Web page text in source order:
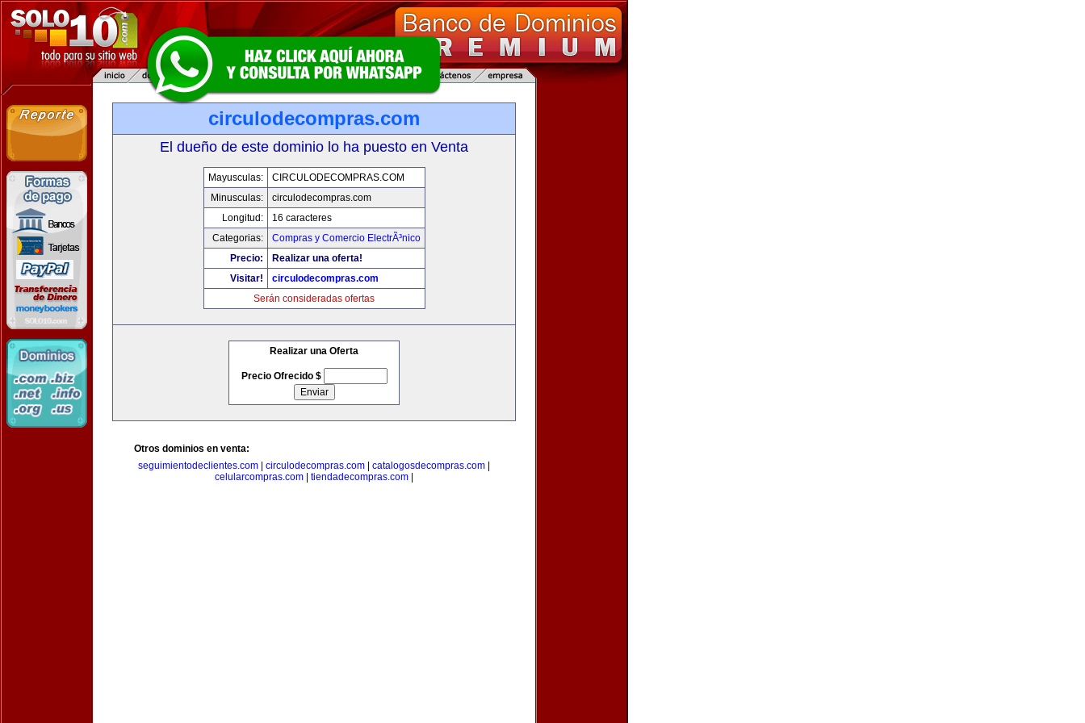
circulodecompras.com
El dueño de este dominio lo ha puesto en Venta
Mayusculas:
CIRCULODECOMPRAS.COM
Minusculas:
circulodecompras.com
Longitud:
16 caracteres
Categorias:
Compras y Comercio ElectrÃ³nico
Precio:
Realizar una oferta!
Visitar!
circulodecompras.com
Serán consideradas ofertas
Realizar una Oferta
Precio Ofrecido $
Otros dominios en venta:
seguimientodeclientes.com
circulodecompras.com catalogosdecompras.com
celularcompras.com
tiendadecompras.com